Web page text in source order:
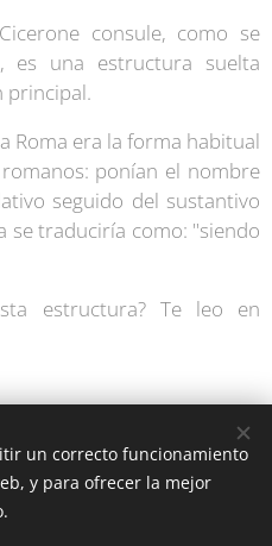
consule, como se
es una estructura suelta
principal.
Roma era la forma habitual
ponían el nombre
seguido del sustantivo
se traduciría como: "siendo
estructura? Te leo en
un correcto funcionamiento
y para ofrecer la mejor